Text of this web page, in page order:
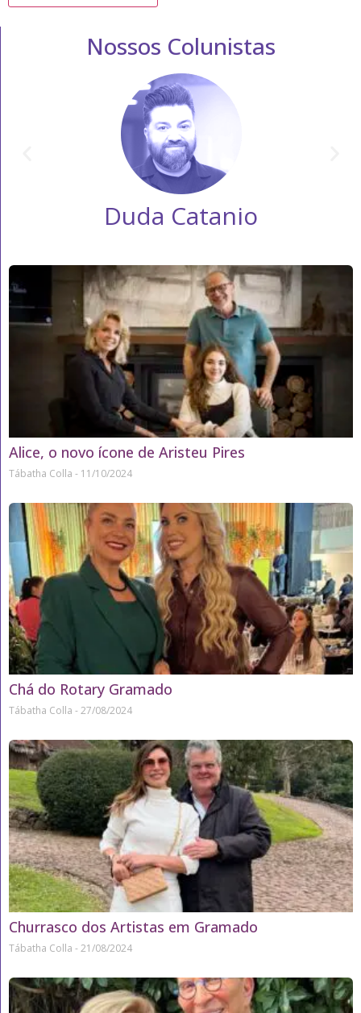
Nossos Colunistas
Duda Catanio
Alice, o novo ícone de Aristeu Pires
Tábatha Colla 11/10/2024
Chá do Rotary Gramado
Tábatha Colla 27/08/2024
Churrasco dos Artistas em Gramado
Tábatha Colla 21/08/2024